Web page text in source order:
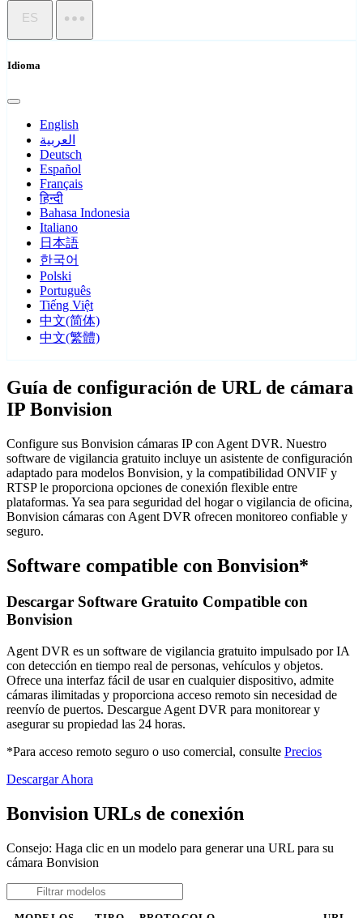
ES
Idioma
English
العربية
Deutsch
Español
Français
हिन्दी
Bahasa Indonesia
Italiano
日本語
한국어
Polski
Português
Tiếng Việt
中文(简体)
中文(繁體)
Guía de configuración de URL de cámara
IP Bonvision
Configure sus Bonvision cámaras IP con Agent DVR. Nuestro
software de vigilancia gratuito incluye un asistente de configuración
adaptado para modelos Bonvision, y la compatibilidad ONVIF y
RTSP le proporciona opciones de conexión flexible entre
plataformas. Ya sea para seguridad del hogar o vigilancia de oficina,
Bonvision cámaras con Agent DVR ofrecen monitoreo confiable y
seguro.
Software compatible con Bonvision*
Descargar Software Gratuito Compatible con
Bonvision
Agent DVR es un software de vigilancia gratuito impulsado por IA
con detección en tiempo real de personas, vehículos y objetos.
Ofrece una interfaz fácil de usar en cualquier dispositivo, admite
cámaras ilimitadas y proporciona acceso remoto sin necesidad de
reenvío de puertos. Descargue Agent DVR para monitorear y
asegurar su propiedad las 24 horas.
*Para acceso remoto seguro o uso comercial, consulte Precios
Descargar Ahora
Bonvision URLs de conexión
Consejo: Haga clic en un modelo para generar una URL para su
cámara Bonvision